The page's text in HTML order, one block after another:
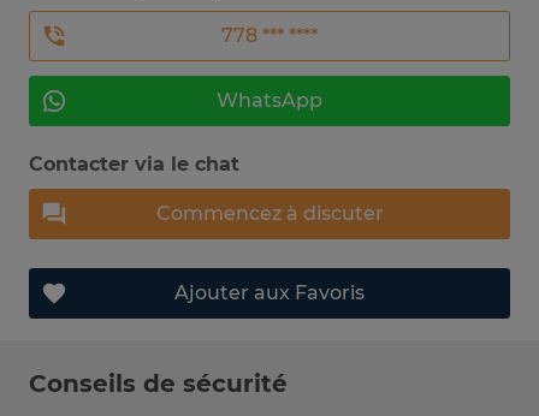
778 *** ****
WhatsApp
Contacter via le chat
Commencez à discuter
Ajouter aux Favoris
Conseils de sécurité